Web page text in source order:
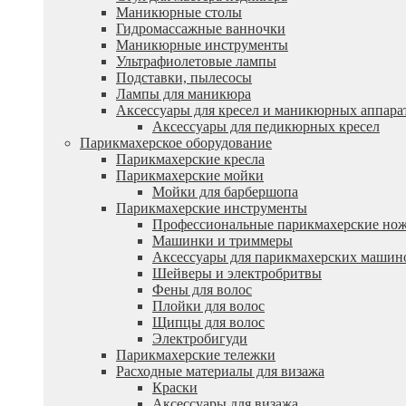
Маникюрные столы
Гидромассажные ванночки
Маникюрные инструменты
Ультрафиолетовые лампы
Подставки, пылесосы
Лампы для маникюра
Аксессуары для кресел и маникюрных
Аксессуары для педикюрных кресел
Парикмахерское оборудование
Парикмахерские кресла
Парикмахерские мойки
Мойки для барбершопа
Парикмахерские инструменты
Профессиональные парикмахерские
Машинки и триммеры
Аксессуары для парикмахерских
Шейверы и электробритвы
Фены для волос
Плойки для волос
Щипцы для волос
Электробигуди
Парикмахерские тележки
Расходные материалы для визажа
Краски